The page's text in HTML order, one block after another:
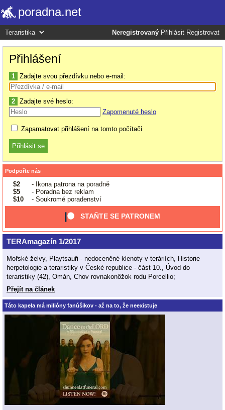
poradna.net
Neregistrovaný Přihlásit Registrovat
Přihlášení
1 Zadajte svou přezdívku nebo e-mail:
2 Zadajte své heslo:
Zapomenuté heslo
Zapamatovat přihlášení na tomto počítači
Podpořte nás
$2
- Ikona patrona na poradně
$5
- Poradna bez reklam
$10
- Soukromé poradenství
STAŇTE SE PATRONEM
TERAmagazín 1/2017
Mořské želvy, Playtsauři - nedoceněné klenoty v teráriích, Historie
herpetologie a teraristiky v České republice - část 10., Úvod do
teraristiky (42), Omán, Chov rovnakonôžok rodu Porcellio;
Přejít na článek
Táto kapela má milióny fanúšikov - až na to, že neexistuje